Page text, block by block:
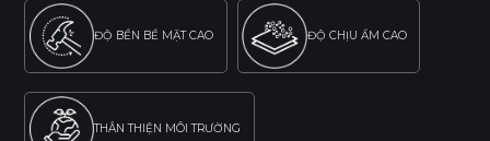
ĐỘ BỀN BỀ MẶT CAO ĐỘ CHỊU ẨM CAO
THÂN THIỆN MÔI TRƯỜNG